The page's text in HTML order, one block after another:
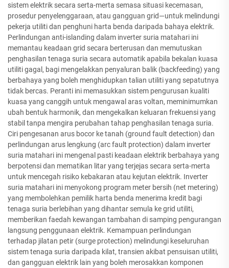
sistem elektrik secara serta-merta semasa situasi kecemasan,
prosedur penyelenggaraan, atau gangguan grid—untuk melindungi
pekerja utiliti dan penghuni harta benda daripada bahaya elektrik.
Perlindungan anti-islanding dalam inverter suria matahari ini
memantau keadaan grid secara berterusan dan memutuskan
penghasilan tenaga suria secara automatik apabila bekalan kuasa
utiliti gagal, bagi mengelakkan penyaluran balik (backfeeding) yang
berbahaya yang boleh menghidupkan talian utiliti yang sepatutnya
tidak bercas. Peranti ini memasukkan sistem pengurusan kualiti
kuasa yang canggih untuk mengawal aras voltan, meminimumkan
ubah bentuk harmonik, dan mengekalkan keluaran frekuensi yang
stabil tanpa mengira perubahan tahap penghasilan tenaga suria.
Ciri pengesanan arus bocor ke tanah (ground fault detection) dan
perlindungan arus lengkung (arc fault protection) dalam inverter
suria matahari ini mengenal pasti keadaan elektrik berbahaya yang
berpotensi dan mematikan litar yang terjejas secara serta-merta
untuk mencegah risiko kebakaran atau kejutan elektrik. Inverter
suria matahari ini menyokong program meter bersih (net metering)
yang membolehkan pemilik harta benda menerima kredit bagi
tenaga suria berlebihan yang dihantar semula ke grid utiliti,
memberikan faedah kewangan tambahan di samping pengurangan
langsung penggunaan elektrik. Kemampuan perlindungan
terhadap jilatan petir (surge protection) melindungi keseluruhan
sistem tenaga suria daripada kilat, transien akibat pensuisan utiliti,
dan gangguan elektrik lain yang boleh merosakkan komponen